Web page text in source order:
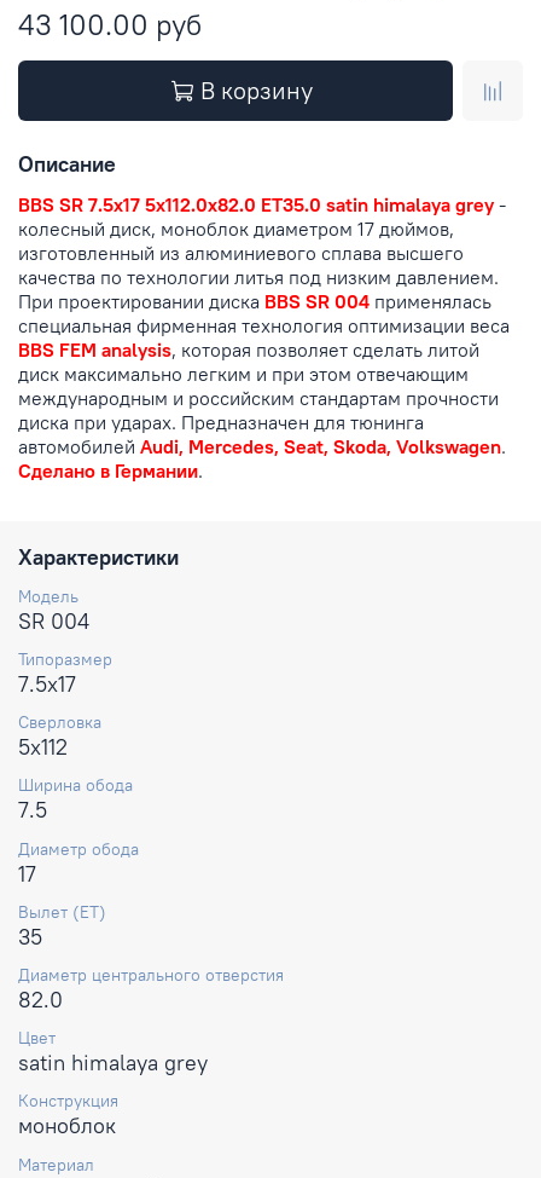
43 100.00 руб
В корзину
Описание
BBS SR 7.5x17 5x112.0x82.0 ET35.0 satin himalaya grey -
колесный диск, моноблок диаметром 17 дюймов,
изготовленный из алюминиевого сплава высшего
качества по технологии литья под низким давлением.
При проектировании диска BBS SR 004 применялась
специальная фирменная технология оптимизации веса
BBS FEM analysis, которая позволяет сделать литой
диск максимально легким и при этом отвечающим
международным и российским стандартам прочности
диска при ударах. Предназначен для тюнинга
автомобилей Audi, Mercedes, Seat, Skoda, Volkswagen.
Сделано в Германии.
Характеристики
Модель
SR 004
Типоразмер
7.5x17
Сверловка
5x112
Ширина обода
7.5
Диаметр обода
17
Вылет (ET)
35
Диаметр центрального отверстия
82.0
Цвет
satin himalaya grey
Конструкция
моноблок
Материал